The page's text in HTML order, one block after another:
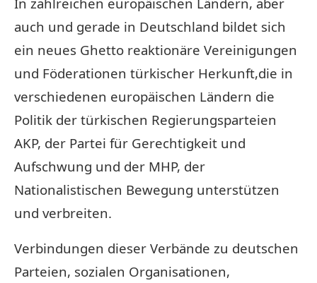
auch und gerade in Deutschland bildet sich
ein neues Ghetto reaktionäre Vereinigungen
und Föderationen türkischer Herkunft,die in
verschiedenen europäischen Ländern die
Politik der türkischen Regierungsparteien
AKP, der Partei für Gerechtigkeit und
Aufschwung und der MHP, der
Nationalistischen Bewegung unterstützen
und verbreiten.
Verbindungen dieser Verbände zu deutschen
Parteien, sozialen Organisationen,